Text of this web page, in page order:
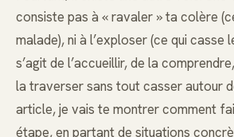
consiste pas à « ravaler » ta colère
malade), ni à l’exploser (ce qui casse
s’agit de l’accueillir, de la
la traverser sans tout casser autour
article, je vais te montrer comment
étape, en partant de situations